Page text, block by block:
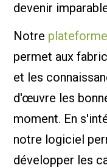
devenir
Notre
permet aux
et les
d'œuvre les
moment. En
notre logiciel
développer les